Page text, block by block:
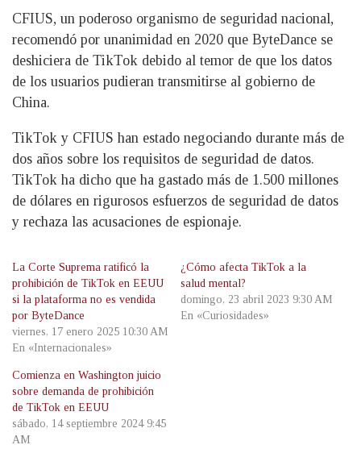
CFIUS, un poderoso organismo de seguridad nacional,
recomendó por unanimidad en 2020 que ByteDance se
deshiciera de TikTok debido al temor de que los datos
de los usuarios pudieran transmitirse al gobierno de
China.
TikTok y CFIUS han estado negociando durante más de
dos años sobre los requisitos de seguridad de datos.
TikTok ha dicho que ha gastado más de 1.500 millones
de dólares en rigurosos esfuerzos de seguridad de datos
y rechaza las acusaciones de espionaje.
La Corte Suprema ratificó la
prohibición de TikTok en EEUU
si la plataforma no es vendida
por ByteDance
viernes, 17 enero 2025 10:30 AM
En «Internacionales»
¿Cómo afecta TikTok a la
salud mental?
domingo, 23 abril 2023 9:30 AM
En «Curiosidades»
Comienza en Washington juicio
sobre demanda de prohibición
de TikTok en EEUU
sábado, 14 septiembre 2024 9:45
AM